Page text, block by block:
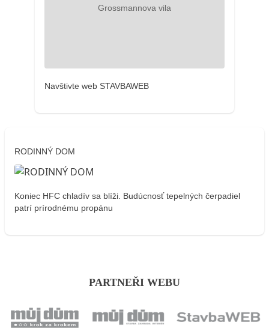
Navštivte web STAVBAWEB
RODINNÝ DOM
Koniec HFC chladív sa blíži. Budúcnosť tepelných čerpadiel
patrí prírodnému propánu
PARTNEŘI WEBU